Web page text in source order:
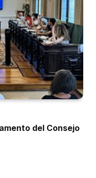
del Consejo